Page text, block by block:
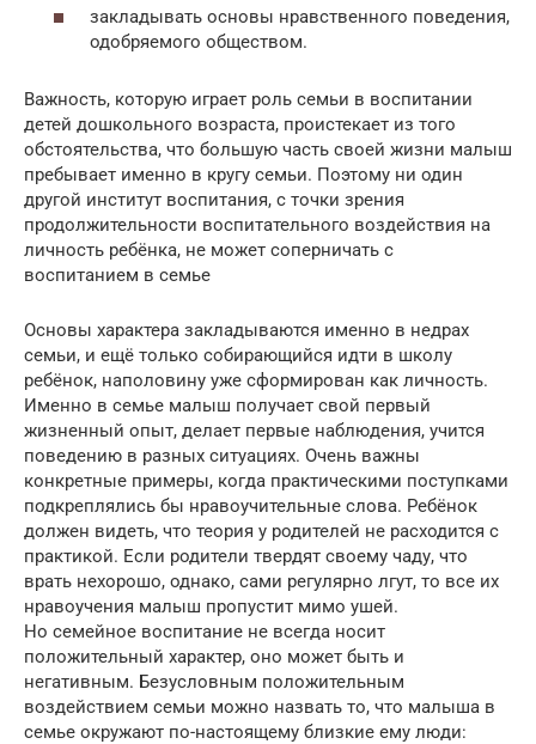
закладывать основы нравственного поведения,
одобряемого обществом.
Важность, которую играет роль семьи в воспитании
детей дошкольного возраста, проистекает из того
обстоятельства, что большую часть своей жизни малыш
пребывает именно в кругу семьи. Поэтому ни один
другой институт воспитания, с точки зрения
продолжительности воспитательного воздействия на
личность ребёнка, не может соперничать с
воспитанием в семье
Основы характера закладываются именно в недрах
семьи, и ещё только собирающийся идти в школу
ребёнок, наполовину уже сформирован как личность.
Именно в семье малыш получает свой первый
жизненный опыт, делает первые наблюдения, учится
поведению в разных ситуациях. Очень важны
конкретные примеры, когда практическими поступками
подкреплялись бы нравоучительные слова. Ребёнок
должен видеть, что теория у родителей не расходится с
практикой. Если родители твердят своему чаду, что
врать нехорошо, однако, сами регулярно лгут, то все их
нравоучения малыш пропустит мимо ушей.
Но семейное воспитание не всегда носит
положительный характер, оно может быть и
негативным. Безусловным положительным
воздействием семьи можно назвать то, что малыша в
семье окружают по-настоящему близкие ему люди: